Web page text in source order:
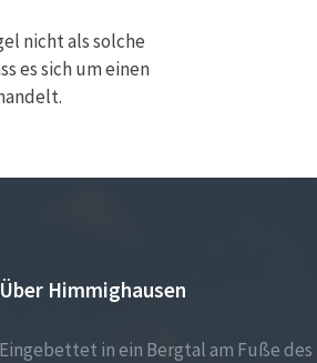
nicht als solche
es sich um einen
Über Himmighausen
Eingebettet in ein Bergtal am Fuße des